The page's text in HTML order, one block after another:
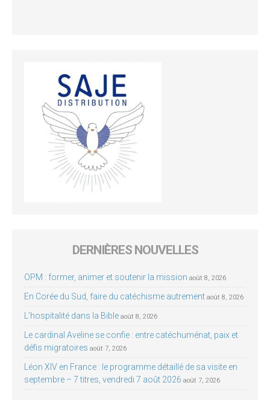
DERNIÈRES NOUVELLES
OPM : former, animer et soutenir la mission août 8, 2026
En Corée du Sud, faire du catéchisme autrement août 8, 2026
L’hospitalité dans la Bible août 8, 2026
Le cardinal Aveline se confie : entre catéchuménat, paix et
défis migratoires août 7, 2026
Léon XIV en France : le programme détaillé de sa visite en
septembre – 7 titres, vendredi 7 août 2026 août 7, 2026